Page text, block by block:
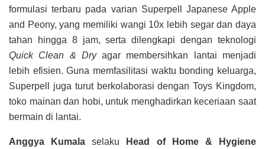
formulasi terbaru pada varian Superpell Japanese Apple
and Peony, yang memiliki wangi 10x lebih segar dan daya
tahan hingga 8 jam, serta dilengkapi dengan teknologi
Quick Clean & Dryagar membersihkan lantai menjadi
lebih efisien. Guna memfasilitasi waktu bonding keluarga,
Superpell juga turut berkolaborasi dengan Toys Kingdom,
toko mainan dan hobi, untuk menghadirkan keceriaan saat
bermain di lantai.
Anggya Kumalaselaku
Head of Home & Hygiene